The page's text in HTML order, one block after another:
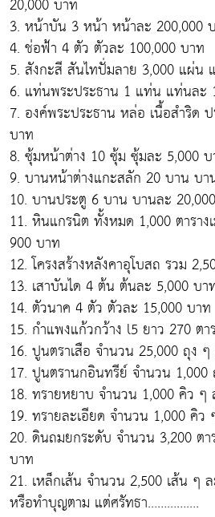
3. หน้าบัน 3 หน้า หน้าละ 200,000
4. ช่อฟ้า 4 ตัว ตัวละ 100,000 บาท
5. สังกะสี สันไทปั่มลาย 3,000 แผ่น
6. แท่นพระประธาน 1 แท่น แท่นละ
7. องค์พระประธาน หล่อ เนื้อสำริด
บาท
8. ซุ้มหน้าต่าง 10 ซุ้ม ซุ้มละ 5,000
9. บานหน้าต่างแกะสลัก 20 บาน บ
10. บานประตู 6 บาน บานละ
11. หินแกรนิต ทั้งหมด 1,000 ตาราง
900 บาท
12. โครงสร้างหลังคาอุโบสถ รวม
13. เสาบันได 4 ต้น ต้นละ 5,000 บา
14. ตัวนาค 4 ตัว ตัวละ 15,000 บาท
15. กำแพงแก้วกว้าง l5 ยาว 270 ตา
16. ปูนตราเสือ จำนวน 25,000 ถุง
17. ปูนตรานกอินทรีย์ จำนวน
18. ทรายหยาบ จำนวน 1,000 คิว ๆ
19. ทรายละเอียด จำนวน 1,000 คิ
20. ดินถมยกระดับ จำนวน 3,200 ตา
บาท
21. เหล็กเส้น จำนวน 2,500 เส้น ๆ
หรือทำบุญตาม แต่ศรัทธา…………….